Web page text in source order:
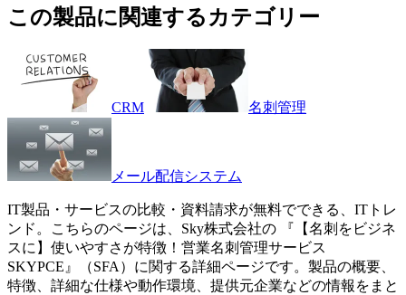
この製品に関連するカテゴリー
CRM 名刺管理
メール配信システム
IT製品・サービスの比較・資料請求が無料でできる、ITトレ
ンド。こちらのページは、 Sky株式会社の 『 【名刺をビジネ
スに】使いやすさが特徴！営業名刺管理サービス
SKYPCE』（SFA）に関する詳細ページです。製品の概要、
特徴、詳細な仕様や動作環境、提供元企業などの情報をまと